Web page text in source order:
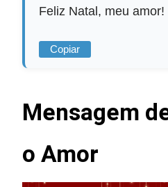
Feliz Natal, meu amor!
Copiar
Mensagem
o Amor